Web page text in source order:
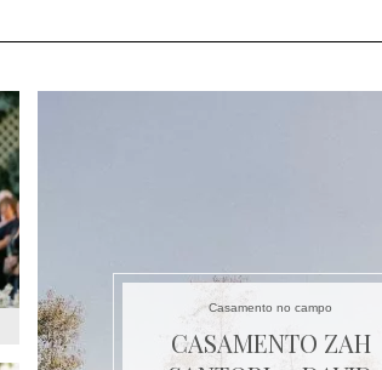
Casamento no campo
CASAMENTO ZAH